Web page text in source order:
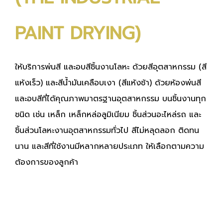
PAINT DRYING)
ให้บริการพ่นสี และอบสีชิ้นงานโลหะ ด้วยสีอุตสาหกรรม (สี
แห้งเร็ว) และสีน้ำมันเคลือบเงา (สีแห้งช้า) ด้วยห้องพ่นสี
และอบสีที่ได้คุณภาพมาตรฐานอุตสาหกรรม บนชิ้นงานทุก
ชนิด เช่น เหล็ก เหล็กหล่อลูมิเนียม ชิ้นส่วนอะไหล่รถ และ
ชิ้นส่วนโลหะงานอุตสาหกรรมทั่วไป สีไม่หลุดลอก ติดทน
นาน และสีที่ใช้งานมีหลากหลายประเภท ให้เลือกตามความ
ต้องการของลูกค้า